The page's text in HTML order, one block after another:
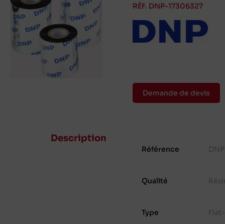
RÉF. DNP-17306327
Demande de devis
Description
Référence
Qualité
Type